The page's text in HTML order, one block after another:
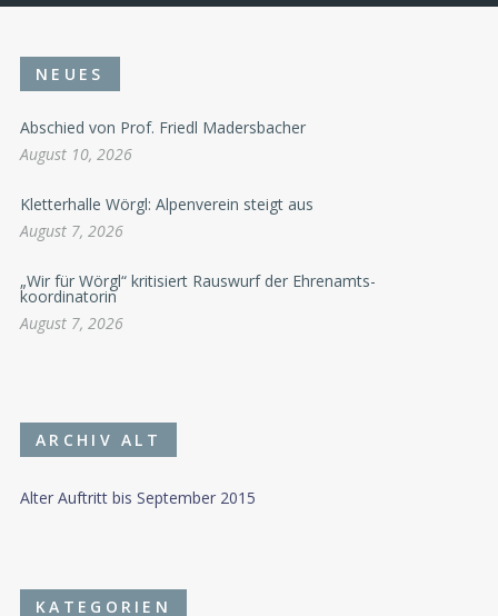
NEUES
Abschied von Prof. Friedl Madersbacher
August 10, 2026
Kletterhalle Wörgl: Alpenverein steigt aus
August 7, 2026
„Wir für Wörgl“ kritisiert Rauswurf der Ehrenamts-
koordinatorin
August 7, 2026
ARCHIV ALT
Alter Auftritt bis September 2015
KATEGORIEN